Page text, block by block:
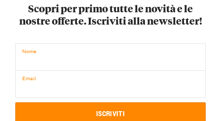
Scopri per primo tutte le novità e le
nostre offerte. Iscriviti alla newsletter!
Nome
Email